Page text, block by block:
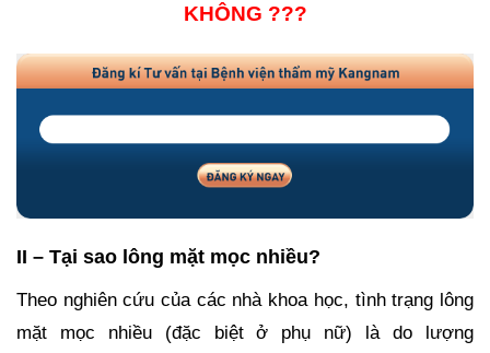
KHÔNG ???
II – Tại sao lông mặt mọc nhiều?
Theo nghiên cứu của các nhà khoa học, tình trạng lông
mặt mọc nhiều (đặc biệt ở phụ nữ) là do lượng